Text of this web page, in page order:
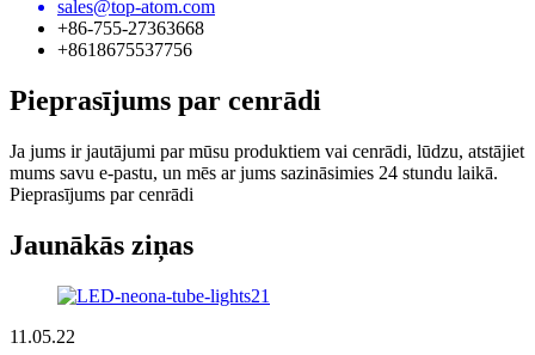
sales@top-atom.com
+86-755-27363668
+8618675537756
Pieprasījums par cenrādi
Ja jums ir jautājumi par mūsu produktiem vai cenrādi, lūdzu, atstājiet
mums savu e-pastu, un mēs ar jums sazināsimies 24 stundu laikā.
Pieprasījums par cenrādi
Jaunākās ziņas
11.05.22